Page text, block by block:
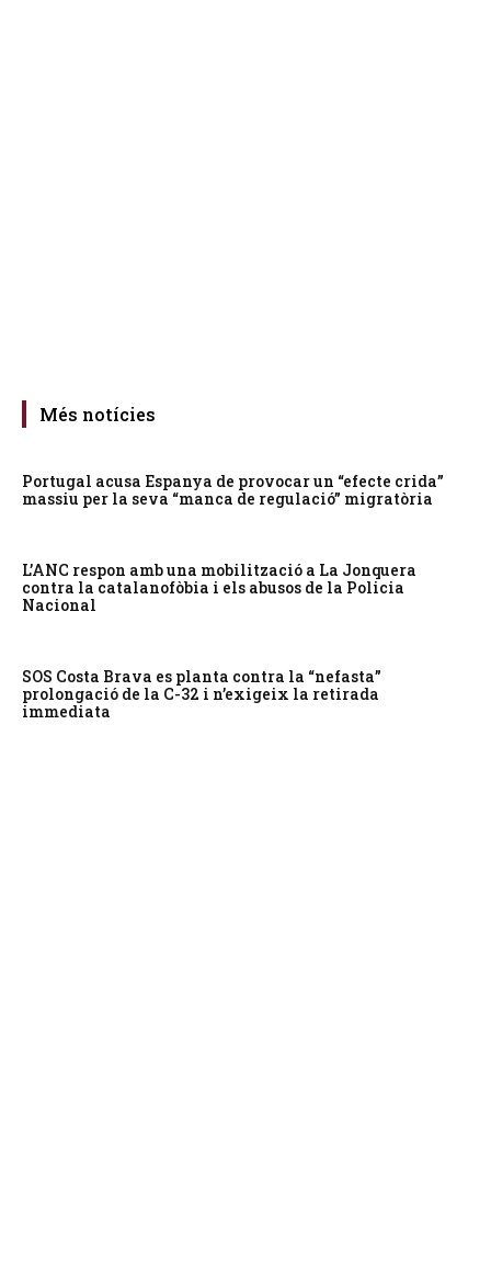
Més notícies
Portugal acusa Espanya de provocar un “efecte crida”
massiu per la seva “manca de regulació” migratòria
L’ANC respon amb una mobilització a La Jonquera
contra la catalanofòbia i els abusos de la Policia
Nacional
SOS Costa Brava es planta contra la “nefasta”
prolongació de la C-32 i n’exigeix la retirada
immediata